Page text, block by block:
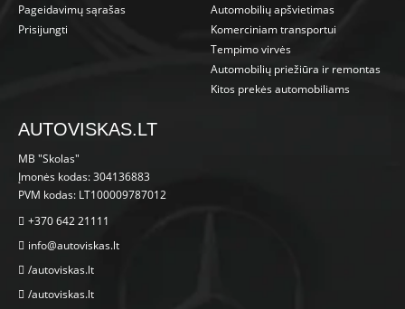
Pageidavimų sąrašas
Prisijungti
Automobilių apšvietimas
Komerciniam transportui
Tempimo virvės
Automobilių priežiūra ir remontas
Kitos prekės automobiliams
AUTOVISKAS.LT
MB "Skolas"
Įmonės kodas: 304136883
PVM kodas: LT100009787012
+370 642 21111
info@autoviskas.lt
/autoviskas.lt
/autoviskas.lt